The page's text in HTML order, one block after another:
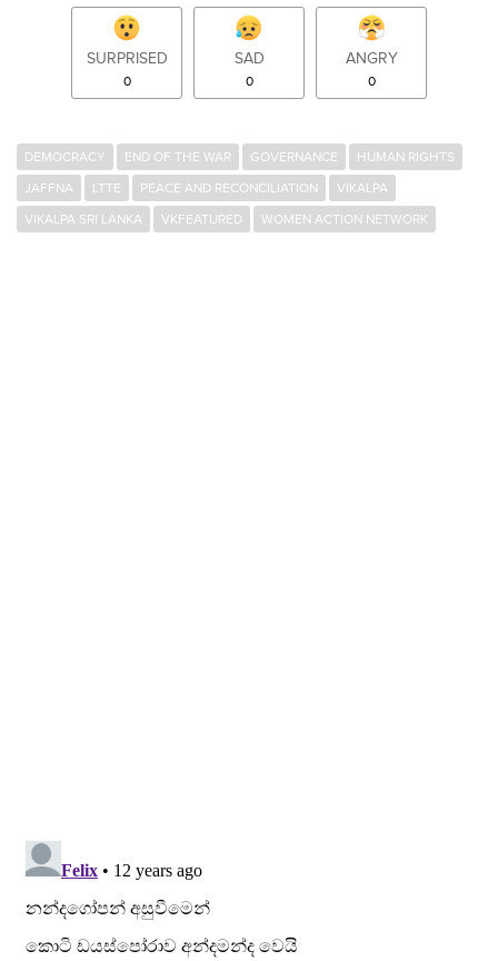
SURPRISED
0
SAD
0
ANGRY
0
DEMOCRACY END OF THE WAR GOVERNANCE
HUMAN RIGHTS
JAFFNA
LTTE PEACE AND RECONCILIATION
VIKALPA
VIKALPA SRI LANKA
VKFEATURED WOMEN ACTION NETWORK